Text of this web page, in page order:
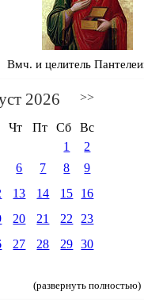
Вмч. и целитель
2026 >>
Чт Пт Сб
Вс
1
2
6 7 8
9
13 14 15
16
20 21 22
23
27 28 29
30
(развернуть полностью)